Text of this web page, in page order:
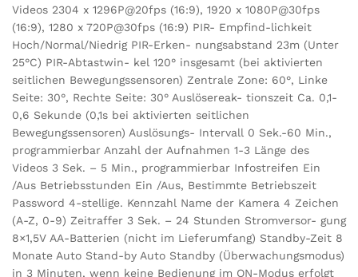
Videos 2304 x 1296P@20fps (16:9), 1920 x 1080P@30fps
(16:9), 1280 x 720P@30fps (16:9) PIR- Empfind-lichkeit
Hoch/Normal/Niedrig PIR-Erken- nungsabstand 23m (Unter
25°C) PIR-Abtastwin- kel 120° insgesamt (bei aktivierten
seitlichen Bewegungssensoren) Zentrale Zone: 60°, Linke
Seite: 30°, Rechte Seite: 30° Auslösereak- tionszeit Ca. 0,1-
0,6 Sekunde (0,1s bei aktivierten seitlichen
Bewegungssensoren) Auslösungs- Intervall 0 Sek.-60 Min.,
programmierbar Anzahl der Aufnahmen 1-3 Länge des
Videos 3 Sek. – 5 Min., programmierbar Infostreifen Ein
/Aus Betriebsstunden Ein /Aus, Bestimmte Betriebszeit
Password 4-stellige. Kennzahl Name der Kamera 4 Zeichen
(A-Z, 0-9) Zeitraffer 3 Sek. – 24 Stunden Stromversor- gung
8×1,5V AA-Batterien (nicht im Lieferumfang) Standby-Zeit 8
Monate Auto Stand-by Auto Standby (Überwachungsmodus)
in 3 Minuten, wenn keine Bedienung im ON-Modus erfolgt